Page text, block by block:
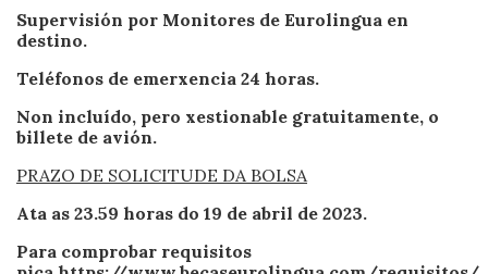
Supervisión por Monitores de Eurolingua en
destino.
Teléfonos de emerxencia 24 horas.
Non incluído, pero xestionable gratuitamente, o
billete de avión.
PRAZO DE SOLICITUDE DA BOLSA
Ata as 23.59 horas do 19 de abril de 2023.
Para comprobar requisitos